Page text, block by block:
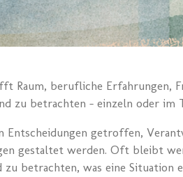
Raum, berufliche Erfahrungen,
zu betrachten – einzeln oder im
Entscheidungen getroffen,
gestaltet werden. Oft bleibt
zu betrachten, was eine Situation